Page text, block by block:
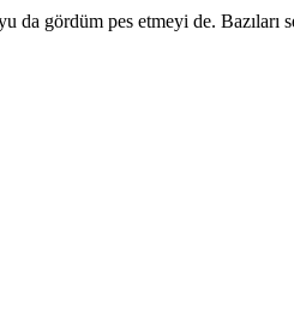
gördüm pes etmeyi de. Bazıları